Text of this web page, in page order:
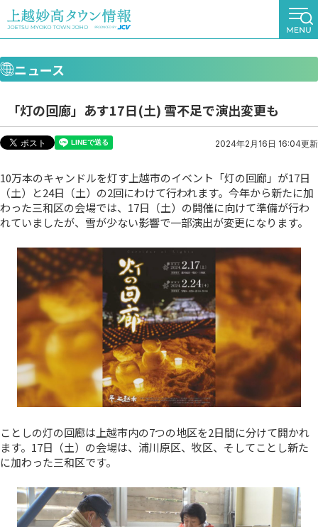
ニュース
「灯の回廊」あす17日(土) 雪不足で演出変更も
2024年2月16日 16:04更新
10万本のキャンドルを灯す上越市のイベント「灯の回廊」が17日
（土）と24日（土）の2回にわけて行われます。今年から新たに加
わった三和区の会場では、17日（土）の開催に向けて準備が行わ
れていましたが、雪が少ない影響で一部演出が変更になります。
ことしの灯の回廊は上越市内の7つの地区を2日間に分けて開かれ
ます。17日（土）の会場は、浦川原区、牧区、そしてことし新た
に加わった三和区です。